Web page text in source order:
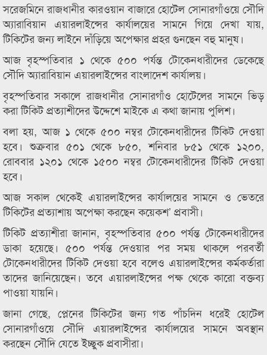
সরেজমিনে রাজধানীর কারওয়ান বাজারে হোটেল সোনারগাঁওয়ে সৌদি
অ্যারাবিয়ান এয়ারলাইন্সের কার্যালয়ের সামনে গিয়ে দেখা যায়,
টিকিটের জন্য লাইনে দাঁড়িয়ে অপেক্ষার প্রহর গুনছেন বহু মানুষ।
আজ বৃহস্পতিবার ১ থেকে ৫০০ পর্যন্ত টোকেনধারীদের ডেকেছে
সৌদি অ্যারাবিয়ান এয়ারলাইন্সের বাংলাদেশ কার্যালয়।
বৃহস্পতিবার সকালে রাজধানীর সোনারগাঁও হোটেলের সামনে ভিড়
করা টিকিট প্রত্যাশীদের উদ্দেশে মাইকে এ কথা জানায় পুলিশ।
বলা হয়, আজ ১ থেকে ৫০০ নম্বর টোকেনধারীদের টিকিট দেওয়া
হবে। শুক্রবার ৫০১ থেকে ৮৫০, শনিবার ৮৫১ থেকে ১২০০,
রোববার ১২০১ থেকে ১৫০০ নম্বর টোকেনধারীদের টিকিট দেওয়া
হবে।
আজ সকাল থেকেই এয়ারলাইন্সের কার্যালয়ের সামনে ও ভেতরে
টিকিটের প্রত্যাশায় অপেক্ষা করছেন কয়েকশ’ প্রবাসী।
টিকিট প্রত্যাশীরা জানান, বৃহস্পতিবার ৫০০ পর্যন্ত টোকেনধারীদের
ডাকা হয়েছে। ৫০০ পর্যন্ত দেওয়ার পর সময় থাকলে পরবর্তী
টোকেনধারীদের টিকিট দেওয়া হবে বলেও এয়ারলাইন্সের কর্মকর্তারা
তাদের জানিয়েছেন। তবে এয়ারলাইন্সের পক্ষ থেকে কারো বক্তব্য
পাওয়া যায়নি।
জানা গেছে, প্লেনের টিকিটের জন্য গত পাঁচদিন ধরেই হোটেল
সোনারগাঁওয়ে সৌদি এয়ারলাইন্সের কার্যালয়ের সামনে অবস্থান
করছেন সৌদি যেতে ইচ্ছুক প্রবাসীরা।